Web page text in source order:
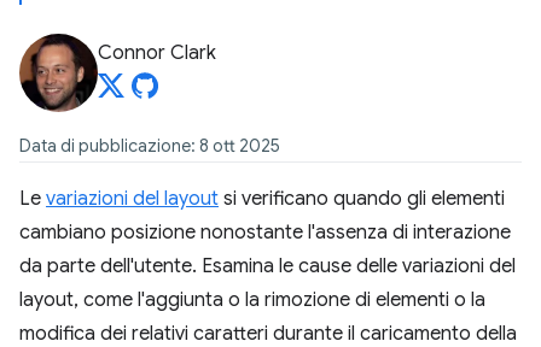
Connor Clark
Data di pubblicazione: 8 ott 2025
Le variazioni del layout si verificano quando gli elementi
cambiano posizione nonostante l'assenza di interazione
da parte dell'utente. Esamina le cause delle variazioni del
layout, come l'aggiunta o la rimozione di elementi o la
modifica dei relativi caratteri durante il caricamento della